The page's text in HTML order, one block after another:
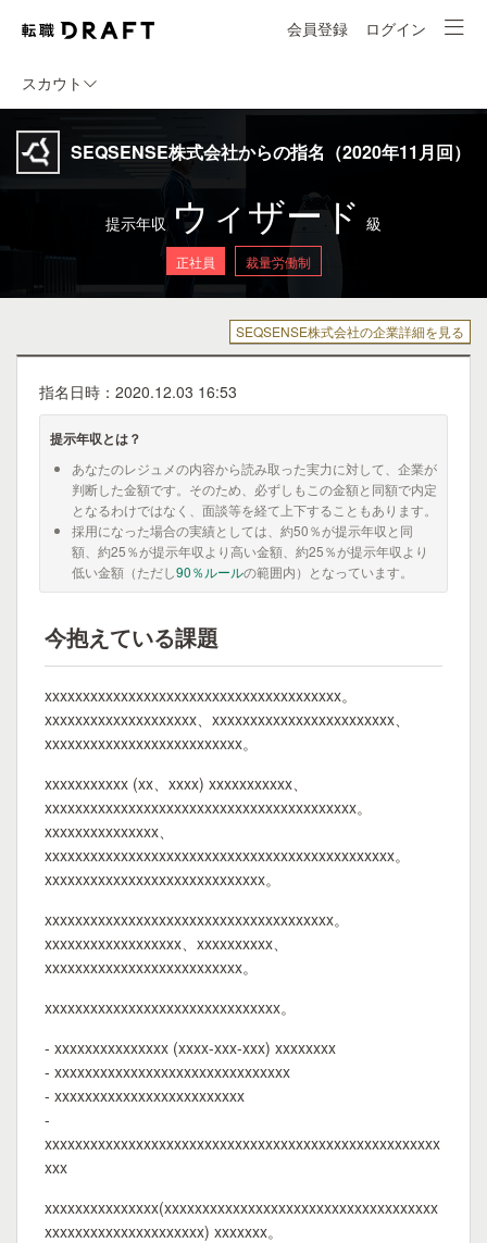
会員登録 ログイン
スカウト
SEQSENSE株式会社からの指名（2020年11月回）
提示年収 ウィザード 級
正社員 裁量労働制
SEQSENSE株式会社の企業詳細を見る
指名日時：2020.12.03 16:53
提示年収とは？
あなたのレジュメの内容から読み取った実力に対して、企業が
判断した金額です。そのため、必ずしもこの金額と同額で内定
となるわけではなく、面談等を経て上下することもあります。
採用になった場合の実績としては、約50％が提示年収と同
額、約25％が提示年収より高い金額、約25％が提示年収より
低い金額（ただし90％ルールの範囲内）となっています。
今抱えている課題
xxxxxxxxxxxxxxxxxxxxxxxxxxxxxxxxxxxxxxx。
xxxxxxxxxxxxxxxxxxxx、xxxxxxxxxxxxxxxxxxxxxxxx、
xxxxxxxxxxxxxxxxxxxxxxxxxx。
xxxxxxxxxxx (xx、xxxx) xxxxxxxxxxx、
xxxxxxxxxxxxxxxxxxxxxxxxxxxxxxxxxxxxxxxxx。
xxxxxxxxxxxxxxx、
xxxxxxxxxxxxxxxxxxxxxxxxxxxxxxxxxxxxxxxxxxxxxx。
xxxxxxxxxxxxxxxxxxxxxxxxxxxxx。
xxxxxxxxxxxxxxxxxxxxxxxxxxxxxxxxxxxxxx。
xxxxxxxxxxxxxxxxxx、xxxxxxxxxx、
xxxxxxxxxxxxxxxxxxxxxxxxxx。
xxxxxxxxxxxxxxxxxxxxxxxxxxxxxxx。
- xxxxxxxxxxxxxxx (xxxx-xxx-xxx) xxxxxxxx
- xxxxxxxxxxxxxxxxxxxxxxxxxxxxxxx
- xxxxxxxxxxxxxxxxxxxxxxxxx
-
xxxxxxxxxxxxxxxxxxxxxxxxxxxxxxxxxxxxxxxxxxxxxxxxxxxx
xxx
xxxxxxxxxxxxxxx(xxxxxxxxxxxxxxxxxxxxxxxxxxxxxxxxxxxx
xxxxxxxxxxxxxxxxxxxxx) xxxxxxx。